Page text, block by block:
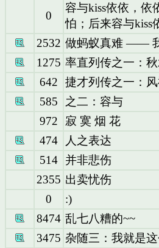
0
容与kiss依依，依
怕；后来容与kiss
2532 做蚂蚁真难 ——
1275 率直列传之一：
642
捷才列传之一：
585
之二：容与
972
寂 寞 烟 花
474
人之表达
514
并非悲伤
2355 出卖忧伤
0
:)
8474 乱七八糟的~~
3475 杂随三：我就是